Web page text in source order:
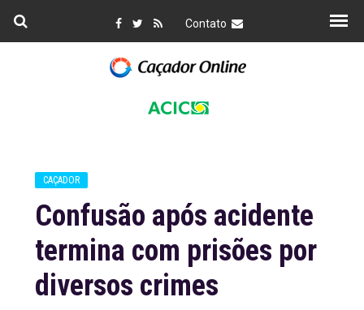
Contato
CAÇADOR
Confusão após acidente
termina com prisões por
diversos crimes